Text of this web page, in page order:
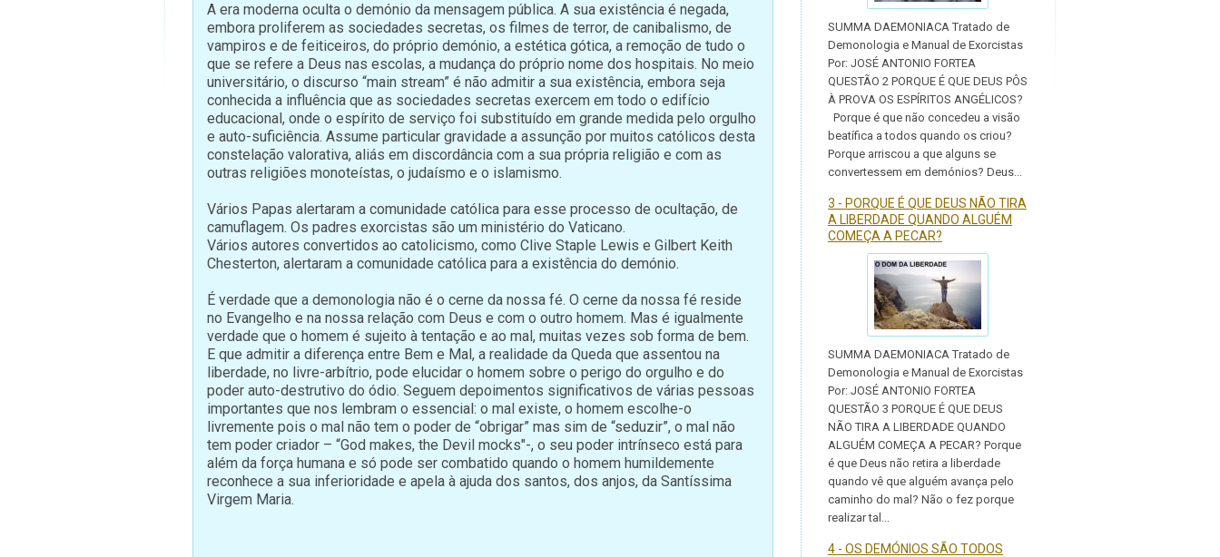
A era moderna oculta o demónio da mensagem pública. A sua existência é negada,
embora proliferem as sociedades secretas, os filmes de terror, de canibalismo, de
vampiros e de feiticeiros, do próprio demónio, a estética gótica, a remoção de tudo o
que se refere a Deus nas escolas, a mudança do próprio nome dos hospitais. No meio
universitário, o discurso “main stream” é não admitir a sua existência, embora seja
conhecida a influência que as sociedades secretas exercem em todo o edifício
educacional, onde o espírito de serviço foi substituído em grande medida pelo orgulho
e auto-suficiência. Assume particular gravidade a assunção por muitos católicos desta
constelação valorativa, aliás em discordância com a sua própria religião e com as
outras religiões monoteístas, o judaísmo e o islamismo.
Vários Papas alertaram a comunidade católica para esse processo de ocultação, de
camuflagem. Os padres exorcistas são um ministério do Vaticano.
Vários autores convertidos ao catolicismo, como Clive Staple Lewis e Gilbert Keith
Chesterton, alertaram a comunidade católica para a existência do demónio.
É verdade que a demonologia não é o cerne da nossa fé. O cerne da nossa fé reside
no Evangelho e na nossa relação com Deus e com o outro homem. Mas é igualmente
verdade que o homem é sujeito à tentação e ao mal, muitas vezes sob forma de bem.
E que admitir a diferença entre Bem e Mal, a realidade da Queda que assentou na
liberdade, no livre-arbítrio, pode elucidar o homem sobre o perigo do orgulho e do
poder auto-destrutivo do ódio. Seguem depoimentos significativos de várias pessoas
importantes que nos lembram o essencial: o mal existe, o homem escolhe-o
livremente pois o mal não tem o poder de “obrigar” mas sim de “seduzir”, o mal não
tem poder criador – “God makes, the Devil mocks"-, o seu poder intrínseco está para
além da força humana e só pode ser combatido quando o homem humildemente
reconhece a sua inferioridade e apela à ajuda dos santos, dos anjos, da Santíssima
Virgem Maria.
SUMMA DAEMONIACA Tratado de
Demonologia e Manual de Exorcistas
Por: JOSÉ ANTONIO FORTEA
QUESTÃO 2 PORQUE É QUE DEUS PÔS
À PROVA OS ESPÍRITOS ANGÉLICOS?
Porque é que não concedeu a visão
beatífica a todos quando os criou?
Porque arriscou a que alguns se
convertessem em demónios? Deus...
3 - PORQUE É QUE DEUS NÃO TIRA
A LIBERDADE QUANDO ALGUÉM
COMEÇA A PECAR?
SUMMA DAEMONIACA Tratado de
Demonologia e Manual de Exorcistas
Por: JOSÉ ANTONIO FORTEA
QUESTÃO 3 PORQUE É QUE DEUS
NÃO TIRA A LIBERDADE QUANDO
ALGUÉM COMEÇA A PECAR? Porque
é que Deus não retira a liberdade
quando vê que alguém avança pelo
caminho do mal? Não o fez porque
realizar tal...
4 - OS DEMÓNIOS SÃO TODOS